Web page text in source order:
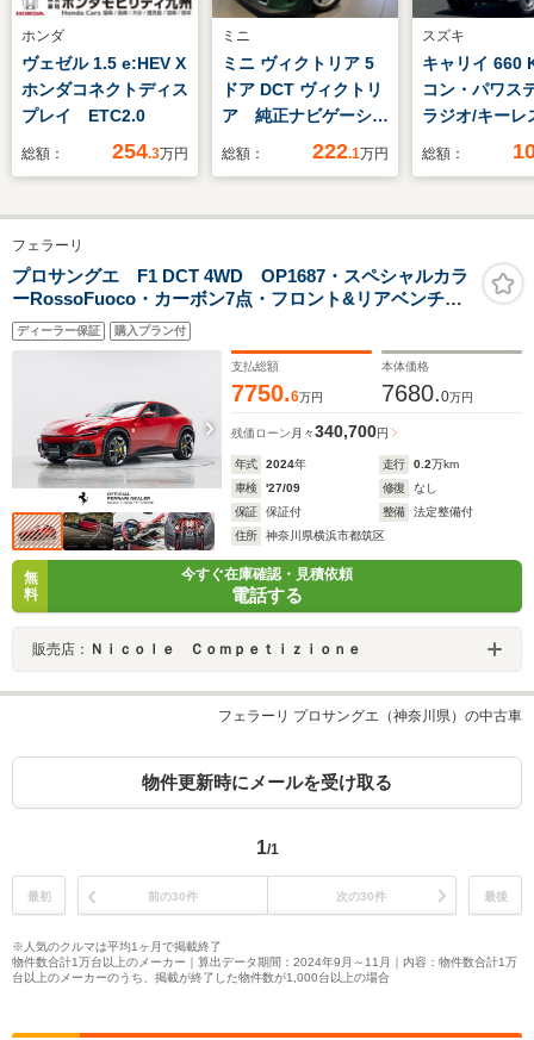
ホンダ
ヴェゼル 1.5 e:HEV X
ホンダコネクトディス
プレイ ETC2.0
総額： 254.3万円
ミニ
ミニ ヴィクトリア 5
ドア DCT ヴィクトリ
ア 純正ナビゲーショ
ン 15インチ 認定
総額： 222.1万円
スズキ
キャリイ 660
コン・パワス
ラジオ/キーレ
ーウィンドウ
総額：
フェラーリ
プロサングエ F1 DCT 4WD OP1687・スペシャルカラ
ーRossoFuoco・カーボン7点・フロント&リアベンチレ
ーションシート・パノラミックガラスルーフ・ヒーター
付カラードステアリングホイール・サスペンションリフ
ディーラー保証 購入プラン付
支払総額
7750.6万円
本体価格
7680.0万円
残価ローン 月々340,700円
年式 2024年 走行 0.2万km
車検
'27/09 修復
なし
保証
保証付 整備
法定整備付
住所
神奈川県横浜市都筑区
無
料
今すぐ在庫確認・見積依頼
電話する
販売店： Ｎｉｃｏｌｅ Ｃｏｍｐｅｔｉｚｉｏｎｅ
フェラーリ プロサングエ（神奈川県）の中古車
物件更新時にメールを受け取る
1/1
最初 前の30件 次の30件 最後
※人気のクルマは平均1ヶ月で掲載終了
物件数合計1万台以上のメーカー｜算出データ期間：2024年9月～11月｜内容：物件数合計1万
台以上のメーカーのうち、掲載が終了した物件数が1,000台以上の場合